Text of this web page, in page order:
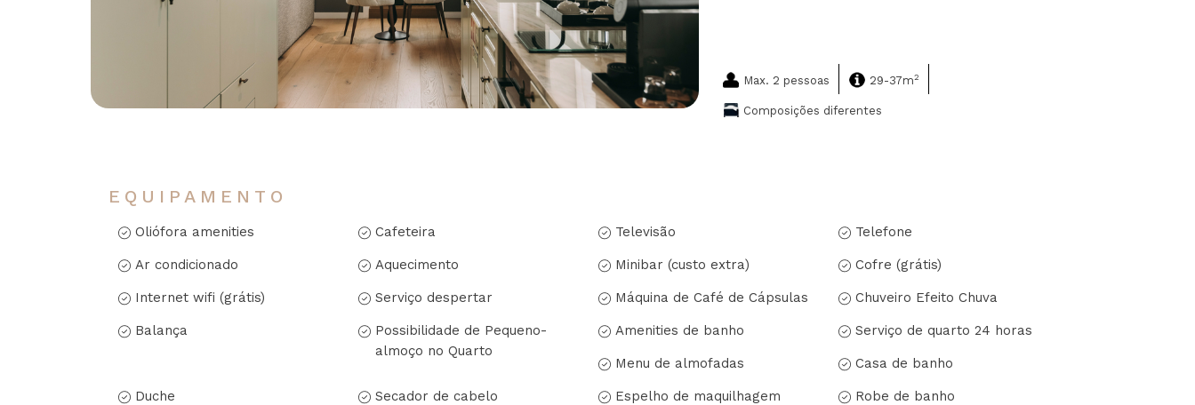
Max. 2 pessoas 29-37m2
Composições diferentes
EQUIPAMENTO
Oliófora amenities Cafeteira Televisão Telefone
Ar condicionado Aquecimento Minibar (custo extra) Cofre (grátis)
Internet wifi (grátis) Serviço despertar Máquina de Café de Cápsulas Chuveiro Efeito Chuva
Balança
Possibilidade de Pequeno-
almoço no Quarto
Amenities de banho Serviço de quarto 24 horas
Menu de almofadas Casa de banho
Duche Secador de cabelo Espelho de maquilhagem Robe de banho